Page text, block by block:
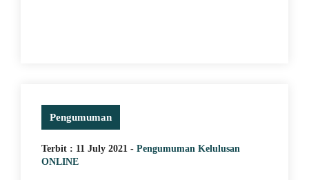
Pengumuman
Terbit : 11 July 2021 - Pengumuman Kelulusan
ONLINE